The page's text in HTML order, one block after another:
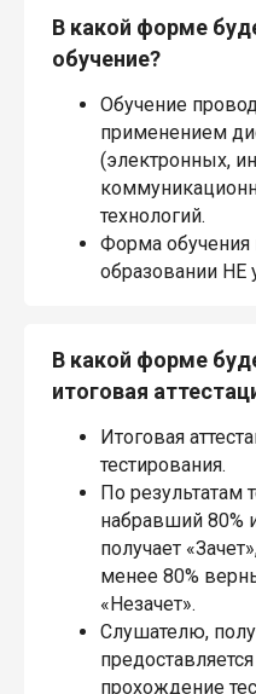
В какой форме
обучение?
Обучение
применением
(электронных,
технологий.
Форма обучения
образовании НЕ
В какой форме
итоговая
Итоговая
тестирования.
По результатам
набравший 80%
получает
менее 80%
«Незачет».
Слушателю,
прохождение